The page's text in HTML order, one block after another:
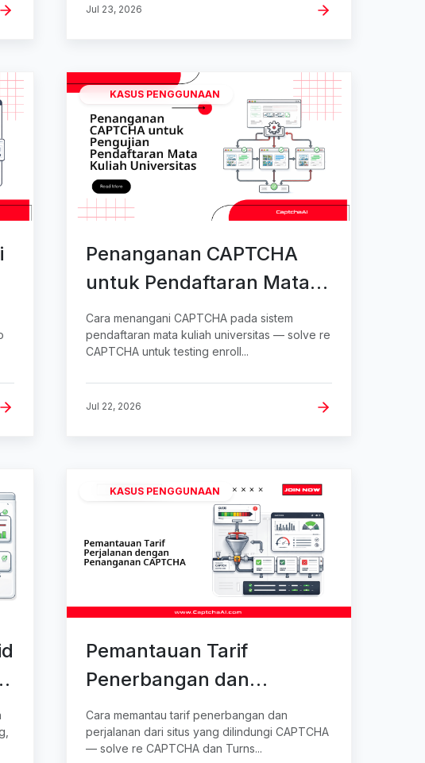
Jul 23, 2026
KASUS PENGGUNAAN
Penanganan CAPTCHA
untuk Pendaftaran Mata
Kuliah Universitas
Cara menangani CAPTCHA pada sistem
pendaftaran mata kuliah universitas — solve re
CAPTCHA untuk testing enroll...
Jul 22, 2026
KASUS PENGGUNAAN
Pemantauan Tarif
Penerbangan dan
Perjalanan dengan
Penanganan CAPTCHA
Cara memantau tarif penerbangan dan
perjalanan dari situs yang dilindungi CAPTCHA
— solve re CAPTCHA dan Turns...